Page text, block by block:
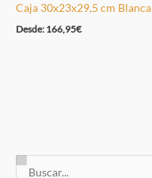
B
Caja 30x23x29,5 cm Blanca
Desde: 166,95€